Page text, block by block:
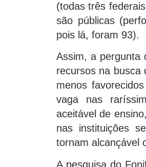
(todas três
são públicas
pois lá, foram 93).
Assim, a pergunta
recursos na busca
menos
vaga nas
aceitável de
nas instituições
tornam alcançável
A pesquisa do